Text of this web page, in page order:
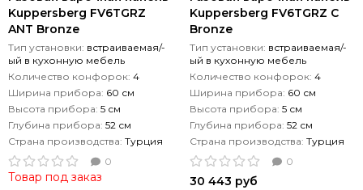
Kuppersberg FV6TGRZ
ANT Bronze
Тип установки: встраиваемая/-
ый в кухонную мебель
Количество конфорок: 4
Ширина прибора: 60 см
Высота прибора: 5 см
Глубина прибора: 52 см
Страна производства: Турция
0
Товар под заказ
Kuppersberg FV6TGRZ C
Bronze
Тип установки: встраиваемая/-
ый в кухонную мебель
Количество конфорок: 4
Ширина прибора: 60 см
Высота прибора: 5 см
Глубина прибора: 52 см
Страна производства: Турция
0
30 443 руб